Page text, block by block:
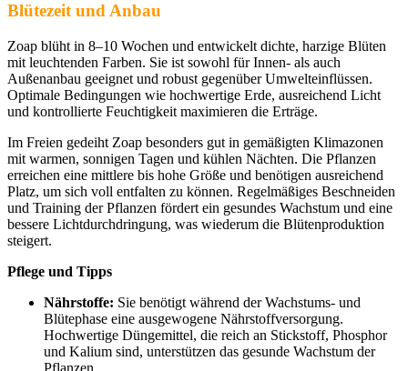
Blütezeit und Anbau
Zoap blüht in 8–10 Wochen und entwickelt dichte, harzige Blüten
mit leuchtenden Farben. Sie ist sowohl für Innen- als auch
Außenanbau geeignet und robust gegenüber Umwelteinflüssen.
Optimale Bedingungen wie hochwertige Erde, ausreichend Licht
und kontrollierte Feuchtigkeit maximieren die Erträge.
Im Freien gedeiht Zoap besonders gut in gemäßigten Klimazonen
mit warmen, sonnigen Tagen und kühlen Nächten. Die Pflanzen
erreichen eine mittlere bis hohe Größe und benötigen ausreichend
Platz, um sich voll entfalten zu können. Regelmäßiges Beschneiden
und Training der Pflanzen fördert ein gesundes Wachstum und eine
bessere Lichtdurchdringung, was wiederum die Blütenproduktion
steigert.
Pflege und Tipps
Nährstoffe: Sie benötigt während der Wachstums- und
Blütephase eine ausgewogene Nährstoffversorgung.
Hochwertige Düngemittel, die reich an Stickstoff, Phosphor
und Kalium sind, unterstützen das gesunde Wachstum der
Pflanzen.